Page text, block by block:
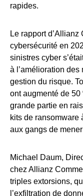
rapides.
Le rapport
cybersécurité en
sinistres cyber
à l’amélioration des
gestion du risque.
ont augmenté de
grande partie en
kits de ransomware
aux gangs de
Michael Daum,
chez Allianz
triples extorsions,
l’exfiltration de